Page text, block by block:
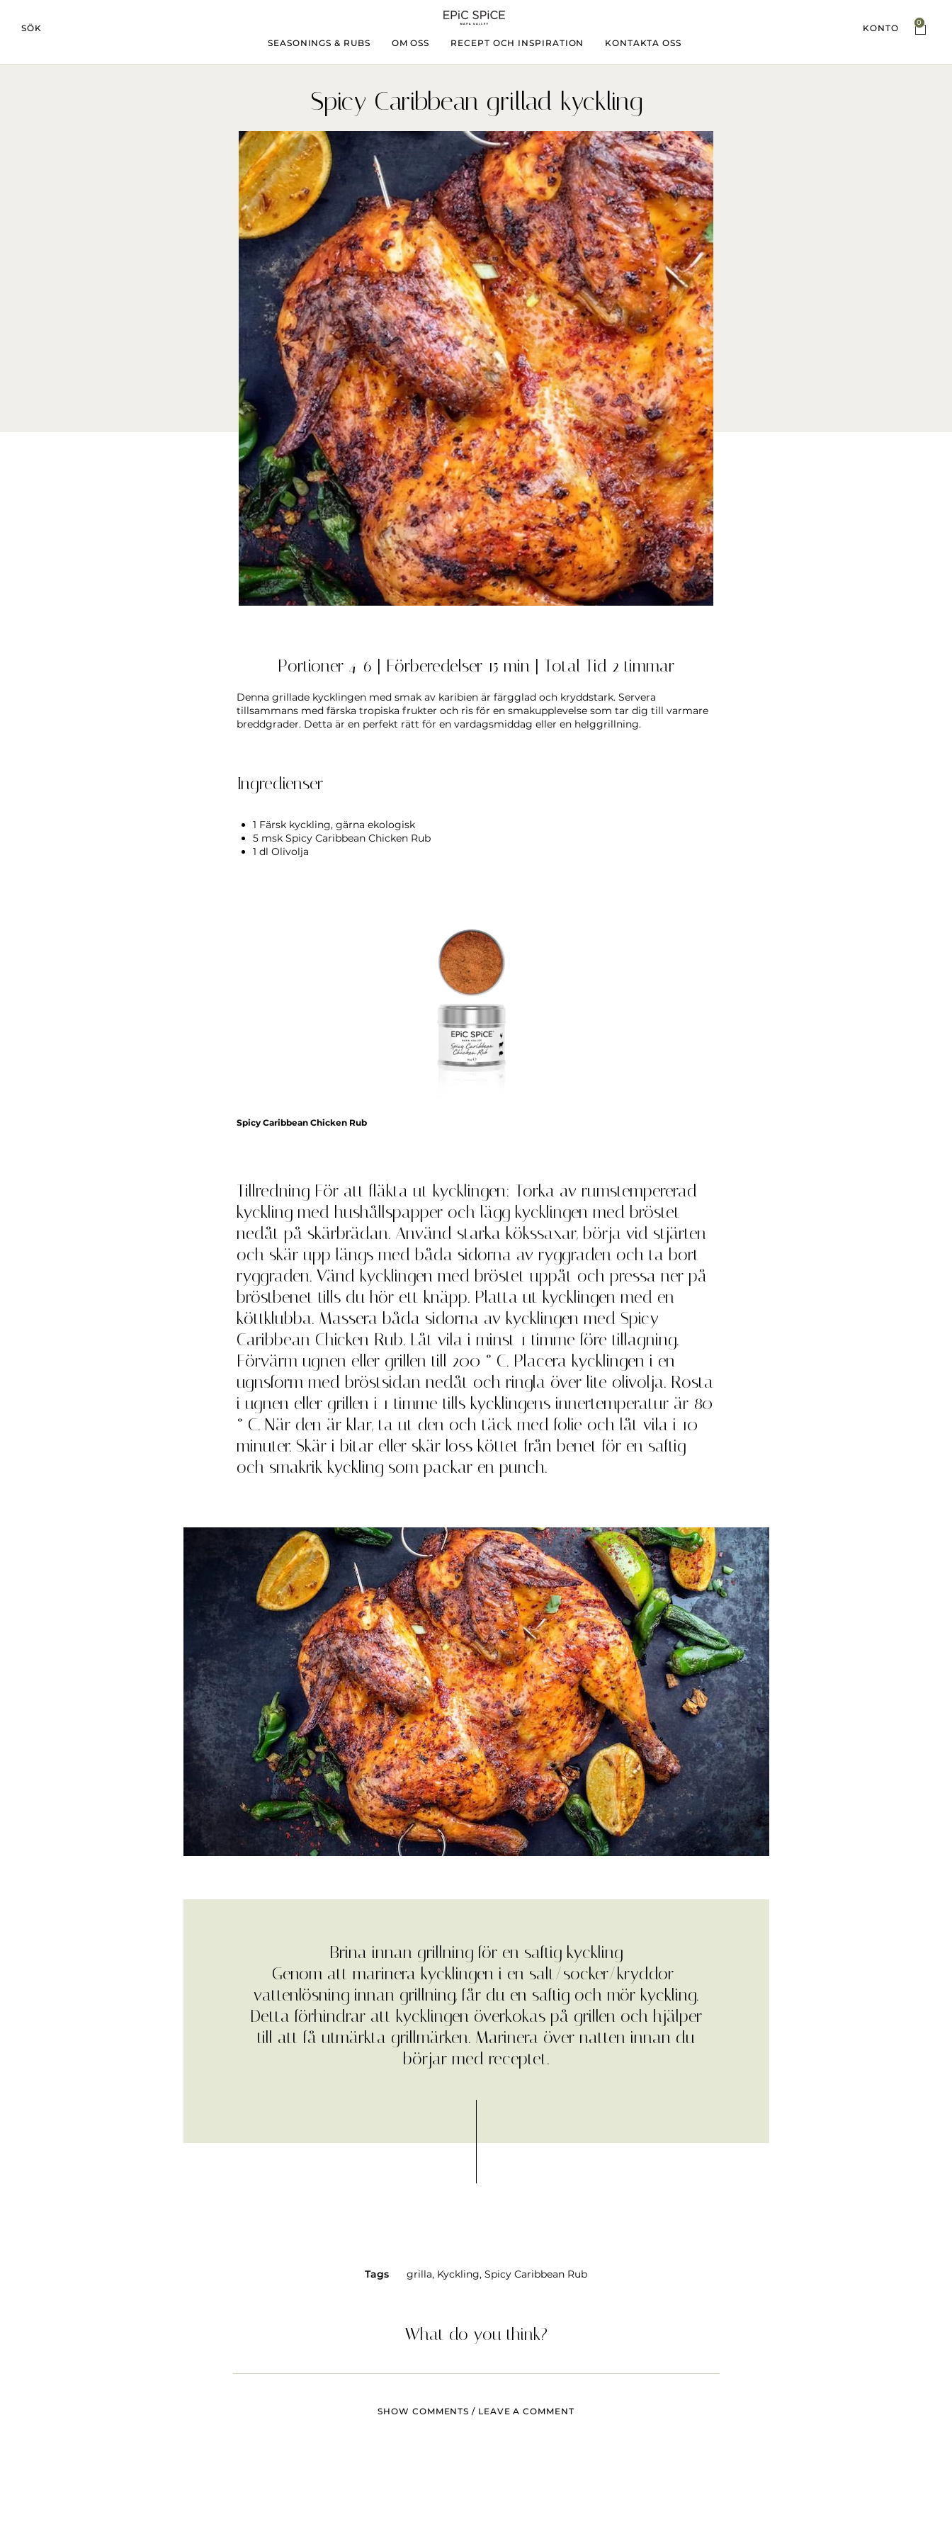
SÖK
SEASONINGS & RUBS
OM OSS RECEPT OCH INSPIRATION KONTAKTA OSS
KONTO
0
Spicy Caribbean grillad kyckling
Portioner 4-6 | Förberedelser 15 min | Total Tid 2 timmar
Denna grillade kycklingen med smak av karibien är färgglad och kryddstark. Servera
tillsammans med färska tropiska frukter och ris för en smakupplevelse som tar dig till varmare
breddgrader. Detta är en perfekt rätt för en vardagsmiddag eller en helggrillning.
Ingredienser
1 Färsk kyckling, gärna ekologisk
5 msk Spicy Caribbean Chicken Rub
1 dl Olivolja
Spicy Caribbean Chicken Rub
Tillredning För att fläkta ut kycklingen: Torka av rumstempererad
kyckling med hushållspapper och lägg kycklingen med bröstet
nedåt på skärbrädan. Använd starka kökssaxar, börja vid stjärten
och skär upp längs med båda sidorna av ryggraden och ta bort
ryggraden. Vänd kycklingen med bröstet uppåt och pressa ner på
bröstbenet tills du hör ett knäpp. Platta ut kycklingen med en
köttklubba. Massera båda sidorna av kycklingen med Spicy
Caribbean Chicken Rub. Låt vila i minst 1 timme före tillagning.
Förvärm ugnen eller grillen till 200 ° C. Placera kycklingen i en
ugnsform med bröstsidan nedåt och ringla över lite olivolja. Rosta
i ugnen eller grillen i 1 timme tills kycklingens innertemperatur är 80
° C. När den är klar, ta ut den och täck med folie och låt vila i 10
minuter. Skär i bitar eller skär loss köttet från benet för en saftig
och smakrik kyckling som packar en punch.
Brina innan grillning för en saftig kyckling
Genom att marinera kycklingen i en salt/socker/kryddor-
vattenlösning innan grillning, får du en saftig och mör kyckling.
Detta förhindrar att kycklingen överkokas på grillen och hjälper
till att få utmärkta grillmärken. Marinera över natten innan du
börjar med receptet.
Tags grilla, Kyckling, Spicy Caribbean Rub
What do you think?
SHOW COMMENTS / LEAVE A COMMENT